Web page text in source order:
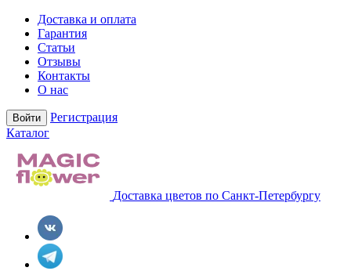
Доставка и оплата
Гарантия
Статьи
Отзывы
Контакты
О нас
Войти
Регистрация
Каталог
Доставка цветов по Санкт-Петербургу